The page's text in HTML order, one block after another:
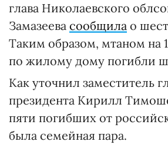
глава Николаевского
Замазеева сообщила о
Таким образом, мтаном на
по жилому дому погибли
Как уточнил заместитель
президента Кирилл
пяти погибших от
была семейная пара.